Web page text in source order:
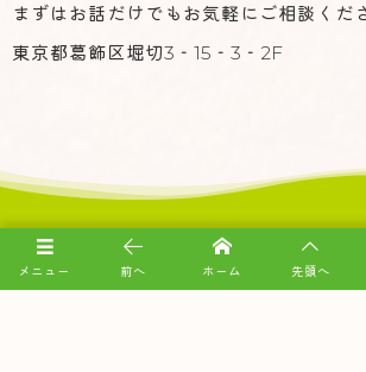
まずはお話だけでもお気軽にご相談く
東京都葛飾区堀切3‐15‐3‐2F
メニュー 前へ ホーム 先頭へ
ごあいさつ